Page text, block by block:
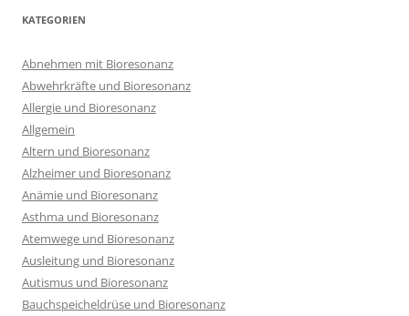
KATEGORIEN
Abnehmen mit Bioresonanz
Abwehrkräfte und Bioresonanz
Allergie und Bioresonanz
Allgemein
Altern und Bioresonanz
Alzheimer und Bioresonanz
Anämie und Bioresonanz
Asthma und Bioresonanz
Atemwege und Bioresonanz
Ausleitung und Bioresonanz
Autismus und Bioresonanz
Bauchspeicheldrüse und Bioresonanz